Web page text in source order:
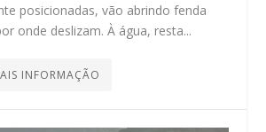
posicionadas, vão abrindo fenda
onde deslizam. À água, resta...
INFORMAÇÃO